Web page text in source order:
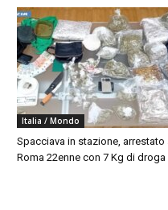
Italia / Mondo
Spacciava in stazione, arrestato
Roma 22enne con 7 Kg di droga